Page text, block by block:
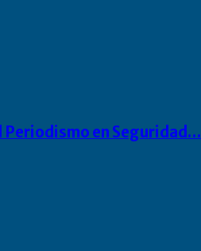
Periodismo en Seguridad…